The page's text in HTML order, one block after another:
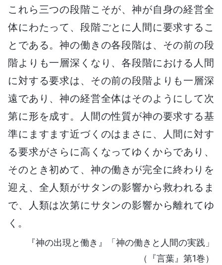
これら三つの段階こそが、神が自身の経営全
体にわたって、段階ごとに人間に要求するこ
とである。神の働きの各段階は、その前の段
階よりも一層深くなり、各段階における人間
に対する要求は、その前の段階よりも一層深
遠であり、神の経営全体はそのようにして次
第に形を成す。人間の性質が神の要求する基
準にますます近づくのはまさに、人間に対す
る要求がさらに高くなってゆくからであり、
そのとき初めて、神の働きが完全に終わりを
迎え、全人類がサタンの影響から救われるま
で、人類は次第にサタンの影響から離れてゆ
く。
『神の出現と働き』「神の働きと人間の実践」
（『言葉』第1巻）